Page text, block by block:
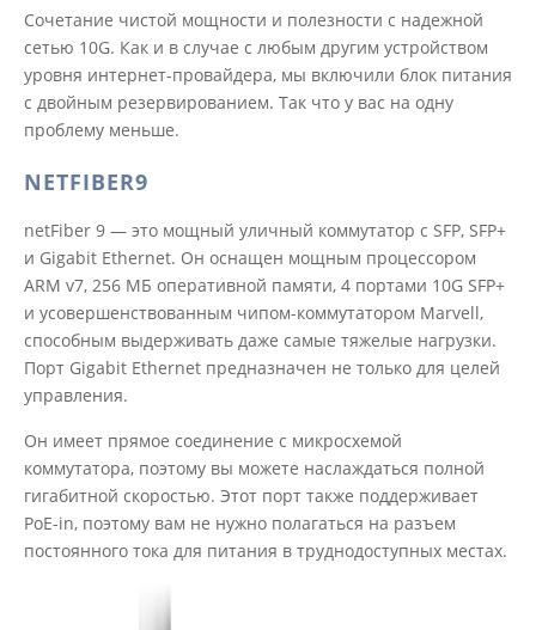
Сочетание чистой мощности и полезности с надежной
сетью 10G. Как и в случае с любым другим устройством
уровня интернет-провайдера, мы включили блок питания
с двойным резервированием. Так что у вас на одну
проблему меньше.
NETFIBER9
netFiber 9 — это мощный уличный коммутатор с SFP, SFP+
и Gigabit Ethernet. Он оснащен мощным процессором
ARM v7, 256 МБ оперативной памяти, 4 портами 10G SFP+
и усовершенствованным чипом-коммутатором Marvell,
способным выдерживать даже самые тяжелые нагрузки.
Порт Gigabit Ethernet предназначен не только для целей
управления.
Он имеет прямое соединение с микросхемой
коммутатора, поэтому вы можете наслаждаться полной
гигабитной скоростью. Этот порт также поддерживает
PoE-in, поэтому вам не нужно полагаться на разъем
постоянного тока для питания в труднодоступных местах.